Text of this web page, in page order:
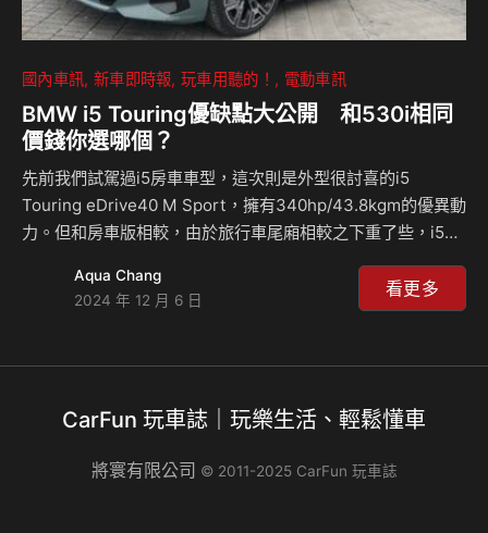
國內車訊 新車即時報 玩車用聽的！ 電動車訊
BMW i5 Touring優缺點大公開 和530i相同
價錢你選哪個？
先前我們試駕過i5房車車型，這次則是外型很討喜的i5
Touring eDrive40 M Sport，擁有340hp/43.8kgm的優異動
力。但和房車版相較，由於旅行車尾廂相較之下重了些，i5均
的530i價格同為339萬元，如果是你會怎麼選？來聽麥克和島
叔怎麼說？ 相關新聞：
Aqua Chang
2024 年 12 月 6 日
看更多
CarFun 玩車誌｜玩樂生活、輕鬆懂車
將寰有限公司 © 2011-2025 CarFun 玩車誌